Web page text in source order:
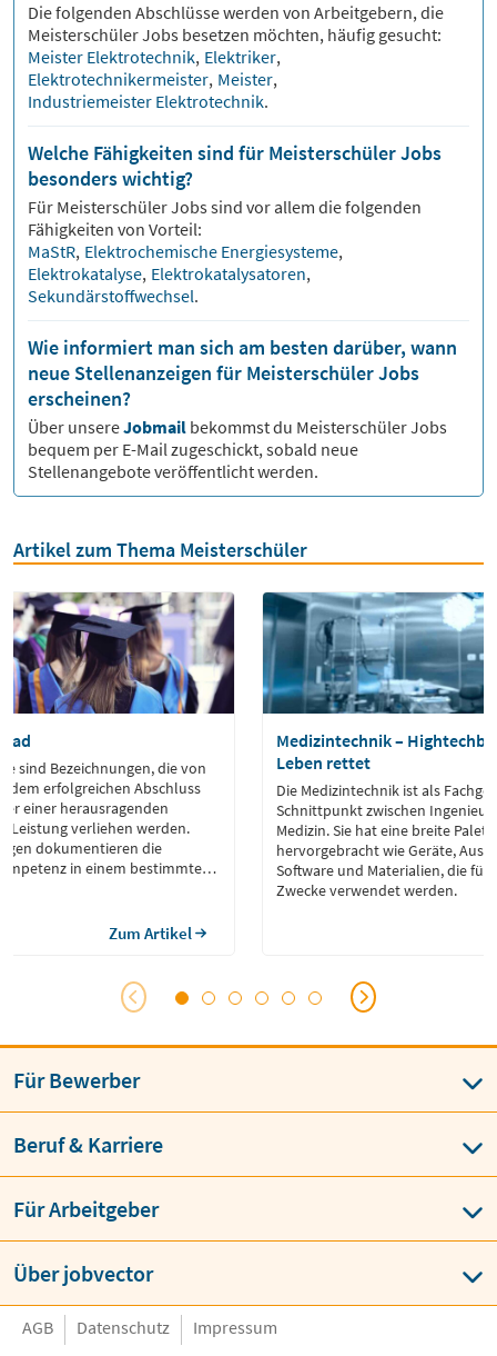
Die folgenden Abschlüsse werden von Arbeitgebern, die
MeisterschülerJobs besetzen möchten, häufig gesucht:
Meister Elektrotechnik, Elektriker,
Elektrotechnikermeister, Meister,
Industriemeister Elektrotechnik.
Welche Fähigkeiten sind für Meisterschüler Jobs
besonders wichtig?
Für MeisterschülerJobs sind vor allem die folgenden
Fähigkeiten von Vorteil:
MaStR, Elektrochemische Energiesysteme,
Elektrokatalyse, Elektrokatalysatoren,
Sekundärstoffwechsel.
Wie informiert man sich am besten darüber, wann
neue Stellenanzeigen für Meisterschüler Jobs
erscheinen?
Über unsereJobmail bekommst du MeisterschülerJobs
bequem per E-Mail zugeschickt, sobald neue
Stellenangebote veröffentlicht werden.
Artikel zum Thema Meisterschüler
sind Bezeichnungen, die von
dem erfolgreichen Abschluss
einer herausragenden
Leistung verliehen werden.
dokumentieren die
in einem bestimmten
Zum Artikel
Medizintechnik –
Leben rettet
Die Medizintechnik ist als
Schnittpunkt zwischen
Medizin. Sie hat eine breite
hervorgebracht wie Geräte,
Software und Materialien, die für
Zwecke verwendet werden.
Für Bewerber
Beruf & Karriere
Für Arbeitgeber
Über jobvector
AGB Datenschutz Impressum